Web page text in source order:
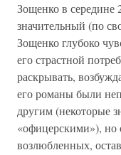
Зощенко в середине
значительный (по
Зощенко глубоко
его страстной
раскрывать,
его романы были
другим (некоторые
«офицерскими»),
возлюбленных,